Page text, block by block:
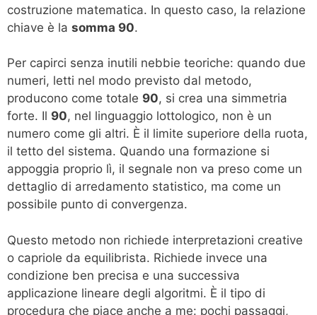
costruzione matematica. In questo caso, la relazione
chiave è la somma 90.
Per capirci senza inutili nebbie teoriche: quando due
numeri, letti nel modo previsto dal metodo,
producono come totale 90, si crea una simmetria
forte. Il 90, nel linguaggio lottologico, non è un
numero come gli altri. È il limite superiore della ruota,
il tetto del sistema. Quando una formazione si
appoggia proprio lì, il segnale non va preso come un
dettaglio di arredamento statistico, ma come un
possibile punto di convergenza.
Questo metodo non richiede interpretazioni creative
o capriole da equilibrista. Richiede invece una
condizione ben precisa e una successiva
applicazione lineare degli algoritmi. È il tipo di
procedura che piace anche a me: pochi passaggi,